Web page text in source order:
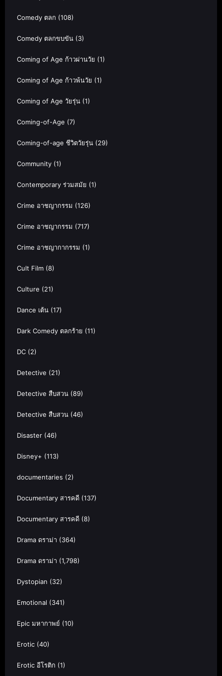
Comedy ตลก (108)
Comedy ตลกขบขัน (3)
Coming of Age ก้าวผ่านวัย (1)
Coming of Age ก้าวพ้นวัย (1)
Coming of Age วัยรุ่น (1)
Coming-of-Age (7)
Coming-of-age ชีวิตวัยรุ่น (29)
Community (1)
Contemporary ร่วมสมัย (1)
Crime อาชญากรรม (126)
Crime อาชญากรรม (717)
Crime อาชญากากรรม (1)
Cult Film (8)
Culture (21)
Dance เต้น (17)
Dark Comedy ตลกร้าย (11)
DC (2)
Detective (21)
Detective สืบสวน (89)
Detective สืบสวน (46)
Disaster (46)
Disney+ (113)
documentaries (2)
Documentary สารคดี (137)
Documentary สารคดี (8)
Drama ดราม่า (364)
Drama ดราม่า (1,798)
Dystopian (32)
Emotional (341)
Epic มหากาพย์ (10)
Erotic (40)
Erotic อีโรติก (1)